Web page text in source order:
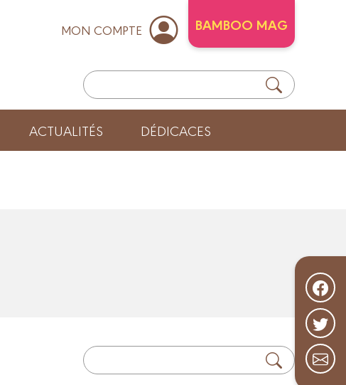
MON COMPTE BAMBOO MAG
ACTUALITÉS DÉDICACES